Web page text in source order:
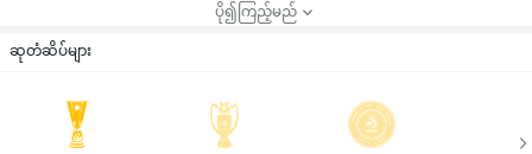
ပို၍ကြည့်မည်
ဆုတံဆိပ်များ